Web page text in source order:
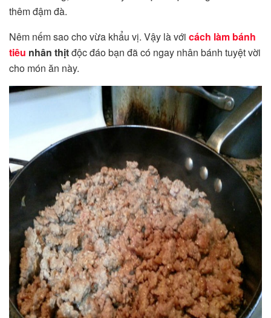
thêm đậm đà.
Nêm nếm sao cho vừa khẩu vị. Vậy là với cách làm bánh
tiêu nhân thịtđộc đáo bạn đã có ngay nhân bánh tuyệt vời
cho món ăn này.